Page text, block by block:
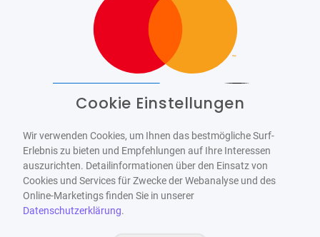
WCAG-2.1-AA
Cookie Einstellungen
Wir verwenden Cookies, um Ihnen das bestmögliche Surf-
Erlebnis zu bieten und Empfehlungen auf Ihre Interessen
auszurichten. Detailinformationen über den Einsatz von
Cookies und Services für Zwecke der Webanalyse und des
Online-Marketings finden Sie in unserer
Datenschutzerklärung.